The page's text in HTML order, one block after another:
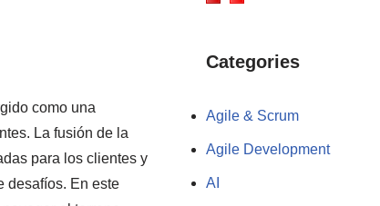
como una
La fusión de la
para los clientes y
desafíos. En este
Categories
Agile & Scrum
Agile Development
AI